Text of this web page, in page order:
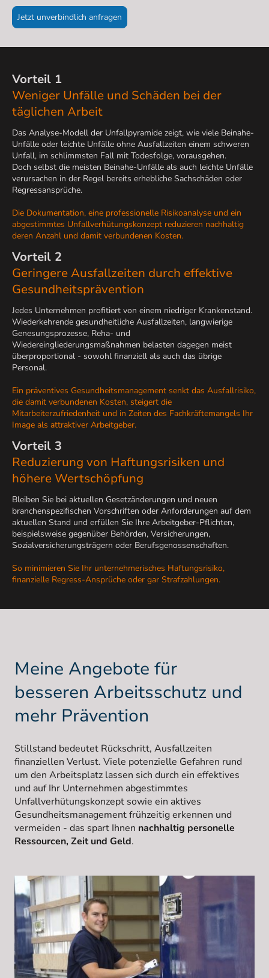
Jetzt unverbindlich anfragen
Vorteil 1
Weniger Unfälle und Schäden bei der
täglichen Arbeit
Das Analyse-Modell der Unfallpyramide zeigt, wie viele Beinahe-
Unfälle oder leichte Unfälle ohne Ausfallzeiten einem schweren
Unfall, im schlimmsten Fall mit Todesfolge, vorausgehen.
Doch selbst die meisten Beinahe-Unfälle als auch leichte Unfälle
verursachen in der Regel bereits erhebliche Sachschäden oder
Regressansprüche.
Die Dokumentation, eine professionelle Risikoanalyse und ein
abgestimmtes Unfallverhütungskonzept reduzieren nachhaltig
deren Anzahl und damit verbundenen Kosten.
Vorteil 2
Geringere Ausfallzeiten durch effektive
Gesundheitsprävention
Jedes Unternehmen profitiert von einem niedriger Krankenstand.
Wiederkehrende gesundheitliche Ausfallzeiten, langwierige
Genesungsprozesse, Reha- und
Wiedereingliederungsmaßnahmen belasten dagegen meist
überproportional - sowohl finanziell als auch das übrige
Personal.
Ein präventives Gesundheitsmanagement senkt das Ausfallrisiko,
die damit verbundenen Kosten, steigert die
Mitarbeiterzufriedenheit und in Zeiten des Fachkräftemangels Ihr
Image als attraktiver Arbeitgeber.
Vorteil 3
Reduzierung von Haftungsrisiken und
höhere Wertschöpfung
Bleiben Sie bei aktuellen Gesetzänderungen und neuen
branchenspezifischen Vorschriften oder Anforderungen auf dem
aktuellen Stand und erfüllen Sie Ihre Arbeitgeber-Pflichten,
beispielsweise gegenüber Behörden, Versicherungen,
Sozialversicherungsträgern oder Berufsgenossenschaften.
So minimieren Sie Ihr unternehmerisches Haftungsrisiko,
finanzielle Regress-Ansprüche oder gar Strafzahlungen.
Meine Angebote für
besseren Arbeitsschutz und
mehr Prävention
Stillstand bedeutet Rückschritt, Ausfallzeiten
finanziellen Verlust. Viele potenzielle Gefahren rund
um den Arbeitsplatz lassen sich durch ein effektives
und auf Ihr Unternehmen abgestimmtes
Unfallverhütungskonzept sowie ein aktives
Gesundheitsmanagement frühzeitig erkennen und
vermeiden - das spart Ihnen nachhaltig personelle
Ressourcen, Zeit und Geld.